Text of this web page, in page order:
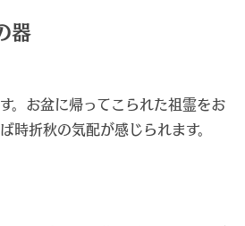
器
。お盆に帰ってこられた祖霊をお
時折秋の気配が感じられます。